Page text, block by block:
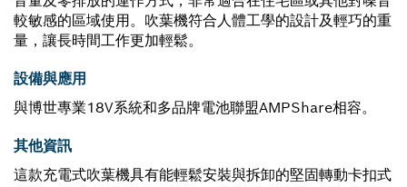
較敏感的區域使用。吹葉機符合人體工學的設計及輕巧的重
量，讓長時間工作更加輕鬆。
設備與應用
與博世專業18V系統和多品牌電池聯盟AMPShare相容。
其他資訊
這款充電式吹葉機具有能輕鬆安裝與拆卸的堅固轉動卡扣式